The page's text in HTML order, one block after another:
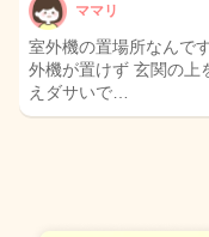
ママリ
室外機の置場所なんで
外機が置けず 玄関の上
えダサいで…